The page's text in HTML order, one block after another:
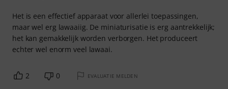
Het is een effectief apparaat voor allerlei toepassingen,
maar wel erg lawaaiig. De miniaturisatie is erg aantrekkelijk;
het kan gemakkelijk worden verborgen. Het produceert
echter wel enorm veel lawaai.
2 0 EVALUATIE MELDEN